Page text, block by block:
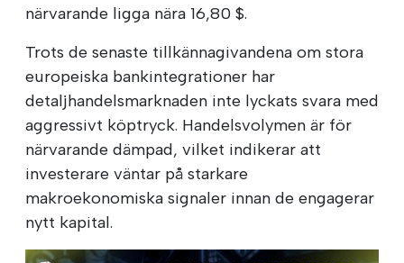
närvarande ligga nära 16,80 $.
Trots de senaste tillkännagivandena om stora
europeiska bankintegrationer har
detaljhandelsmarknaden inte lyckats svara med
aggressivt köptryck. Handelsvolymen är för
närvarande dämpad, vilket indikerar att
investerare väntar på starkare
makroekonomiska signaler innan de engagerar
nytt kapital.